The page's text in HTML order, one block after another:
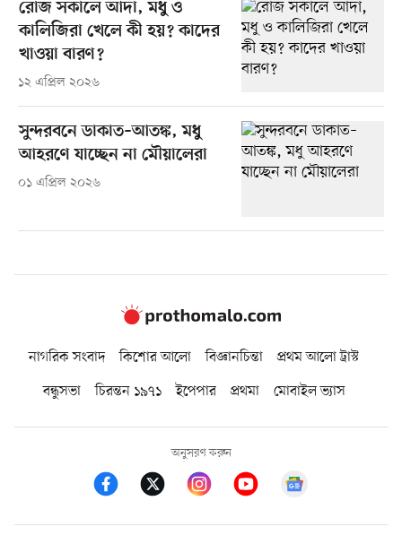
রোজ সকালে আদা, মধু ও
কালিজিরা খেলে কী হয়? কাদের
খাওয়া বারণ?
১২ এপ্রিল ২০২৬
সুন্দরবনে ডাকাত–আতঙ্ক, মধু
আহরণে যাচ্ছেন না মৌয়ালেরা
০১ এপ্রিল ২০২৬
নাগরিক সংবাদ কিশোর আলো বিজ্ঞানচিন্তা
প্রথম আলো ট্রাস্ট
বন্ধুসভা
চিরন্তন ১৯৭১ ইপেপার প্রথমা মোবাইল ভ্যাস
অনুসরণ করুন